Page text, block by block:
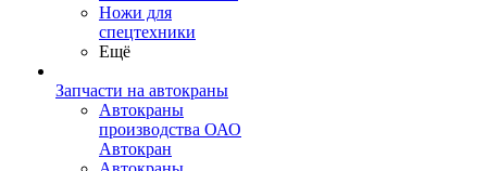
Ножи для
спецтехники
Ещё
Запчасти на автокраны
Автокраны
производства ОАО
Автокран